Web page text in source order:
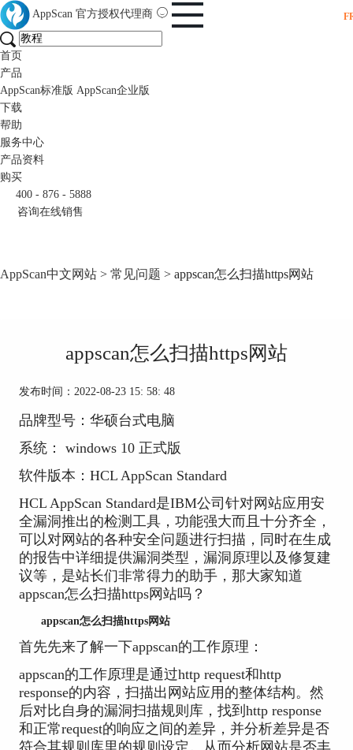
AppScan 官方授权代理商
首页
产品
AppScan标准版 AppScan企业版
下载
帮助
服务中心
产品资料
购买
400 - 876 - 5888
咨询在线销售
AppScan中文网站 > 常见问题 > appscan怎么扫描https网站
appscan怎么扫描https网站
发布时间：2022-08-23 15: 58: 48
品牌型号：华硕台式电脑
系统： windows 10 正式版
软件版本：HCL AppScan Standard
HCL AppScan Standard是IBM公司针对网站应用安
全漏洞推出的检测工具，功能强大而且十分齐全，
可以对网站的各种安全问题进行扫描，同时在生成
的报告中详细提供漏洞类型，漏洞原理以及修复建
议等，是站长们非常得力的助手，那大家知道
appscan怎么扫描https网站吗？
appscan怎么扫描https网站
首先先来了解一下appscan的工作原理：
appscan的工作原理是通过http request和http
response的内容，扫描出网站应用的整体结构。然
后对比自身的漏洞扫描规则库，找到http response
和正常request的响应之间的差异，并分析差异是否